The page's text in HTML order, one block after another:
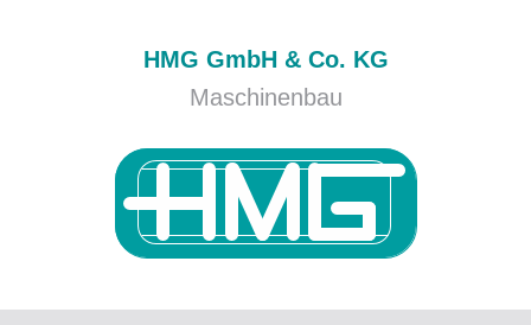
HMG GmbH & Co. KG
Maschinenbau